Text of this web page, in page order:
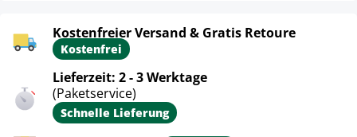
Kostenfreier Versand & Gratis Retoure
Kostenfrei
Lieferzeit: 2 - 3 Werktage
(Paketservice)
Schnelle Lieferung